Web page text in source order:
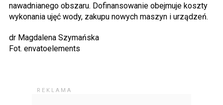
nawadnianego obszaru. Dofinansowanie obejmuje koszty
wykonania ujęć wody, zakupu nowych maszyn i urządzeń.
dr Magdalena Szymańska
Fot. envatoelements